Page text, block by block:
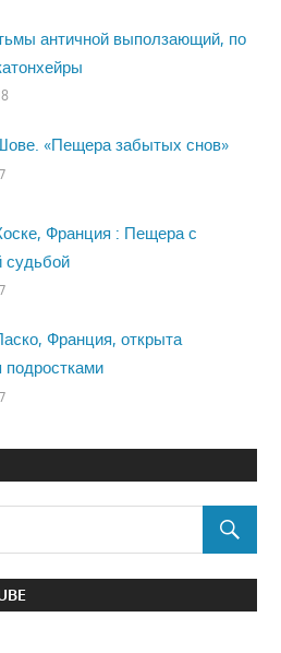
античной выползающий, по
«Пещера забытых снов»
Франция : Пещера с
судьбой
Франция, открыта